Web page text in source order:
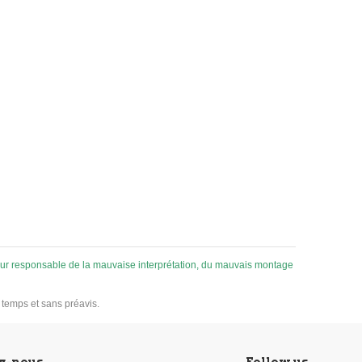
responsable de la mauvaise interprétation, du mauvais montage
et sans préavis.